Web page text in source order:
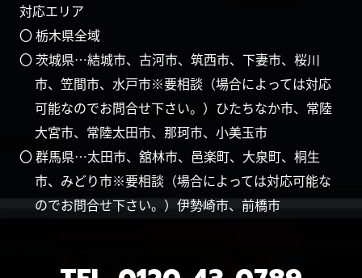
対応エリア
〇 栃木県全域
〇 茨城県…結城市、古河市、筑西市、下妻市、桜川
市、笠間市、水戸市※要相談（場合によっては対応
可能なのでお問合せ下さい。）ひたちなか市、常陸
大宮市、常陸太田市、那珂市、小美玉市
〇 群馬県…太田市、舘林市、邑楽町、大泉町、桐生
市、みどり市※要相談（場合によっては対応可能な
のでお問合せ下さい。）伊勢崎市、前橋市